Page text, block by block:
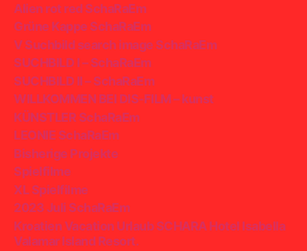
Alien rot red SchaRaEm
Grüne Kappe SchaRaEm
V Suchbild search image SchaRaEm
SUCHBILD I – SchaRaEm
SUCHBILD II – SchaRaEm
WILLKOMMEN BEI DIS-FILM – kunst
KÜNSTLER SchaRaEm
LEONIE SchaRaEm
Bisherige Projekte
Spielfilme
XL Spielfilme
2023 Juli SchaRaEm
Kroatien Vacation Urlaub SCHARA Hotel Isabella
Valamar Island Resort.